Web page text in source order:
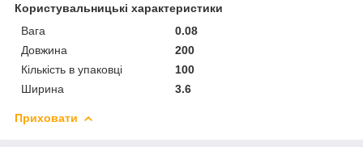
Користувальницькі характеристики
Вага
0.08
Довжина
200
Кількість в упаковці
100
Ширина
3.6
Приховати